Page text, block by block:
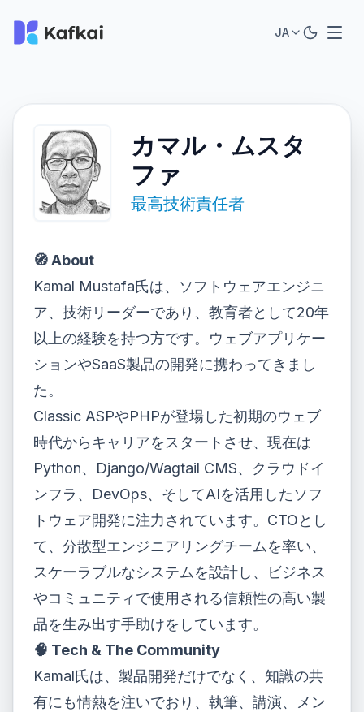
JA
カマル・ムスタ
ファ
最高技術責任者
🧭 About
Kamal Mustafa氏は、ソフトウェアエンジニ
ア、技術リーダーであり、教育者として20年
以上の経験を持つ方です。ウェブアプリケー
ションやSaaS製品の開発に携わってきまし
た。
Classic ASPやPHPが登場した初期のウェブ
時代からキャリアをスタートさせ、現在は
Python、Django/Wagtail CMS、クラウドイ
ンフラ、DevOps、そしてAIを活用したソフ
トウェア開発に注力されています。CTOとし
て、分散型エンジニアリングチームを率い、
スケーラブルなシステムを設計し、ビジネス
やコミュニティで使用される信頼性の高い製
品を生み出す手助けをしています。
🧠 Tech & The Community
Kamal氏は、製品開発だけでなく、知識の共
有にも情熱を注いでおり、執筆、講演、メン